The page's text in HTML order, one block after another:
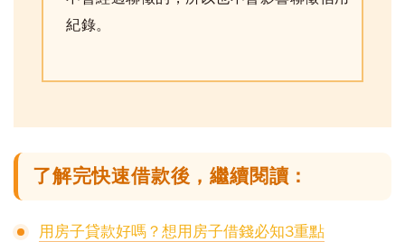
紀錄。
了解完快速借款後，繼續閱讀：
用房子貸款好嗎？想用房子借錢必知3重點